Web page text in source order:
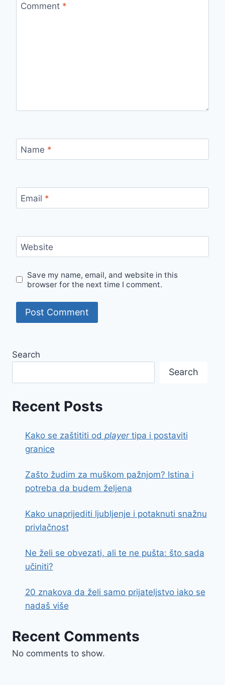
Comment *
Name *
Email *
Website
Save my name, email, and website in this
browser for the next time I comment.
Search
Search
Recent Posts
Kako se zaštititi od playertipa i postaviti
granice
Zašto žudim za muškom pažnjom? Istina i
potreba da budem željena
Kako unaprijediti ljubljenje i potaknuti snažnu
privlačnost
Ne želi se obvezati, ali te ne pušta: što sada
učiniti?
20 znakova da želi samo prijateljstvo iako se
nadaš više
Recent Comments
No comments to show.